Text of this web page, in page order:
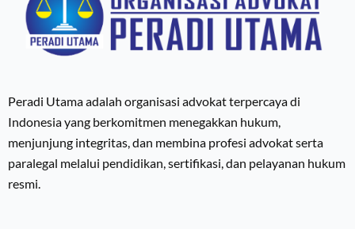
Peradi Utama adalah organisasi advokat terpercaya di
Indonesia yang berkomitmen menegakkan hukum,
menjunjung integritas, dan membina profesi advokat serta
paralegal melalui pendidikan, sertifikasi, dan pelayanan hukum
resmi.